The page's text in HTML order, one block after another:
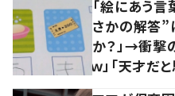
「絵にあう
さかの解答”
か？」→衝撃
ｗ」「天才だ